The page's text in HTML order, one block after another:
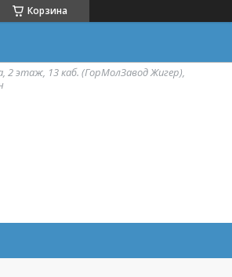
Корзина
2 этаж, 13 каб. (ГорМолЗавод Жигер),